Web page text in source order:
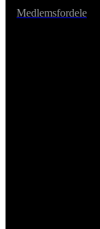
Medlemsfordele